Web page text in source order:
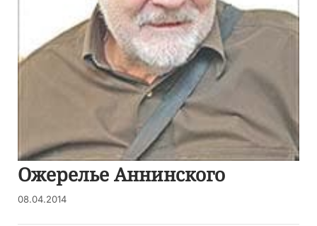
Ожерелье Аннинского
08.04.2014